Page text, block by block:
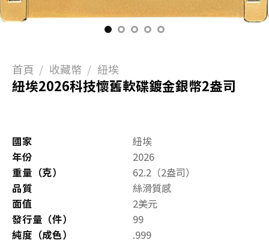
首頁 / 收藏幣 / 紐埃
紐埃2026科技懷舊軟碟鍍金銀幣2盎司
國家
紐埃
年份
2026
重量（克）
62.2（2盎司）
品質
絲滑質感
面值
2美元
發行量（件）
99
純度（成色）
.999